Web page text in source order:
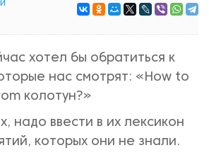
хотел бы обратиться к
нас смотрят: «How to
колотун?»
надо ввести в их лексикон
которых они не знали.